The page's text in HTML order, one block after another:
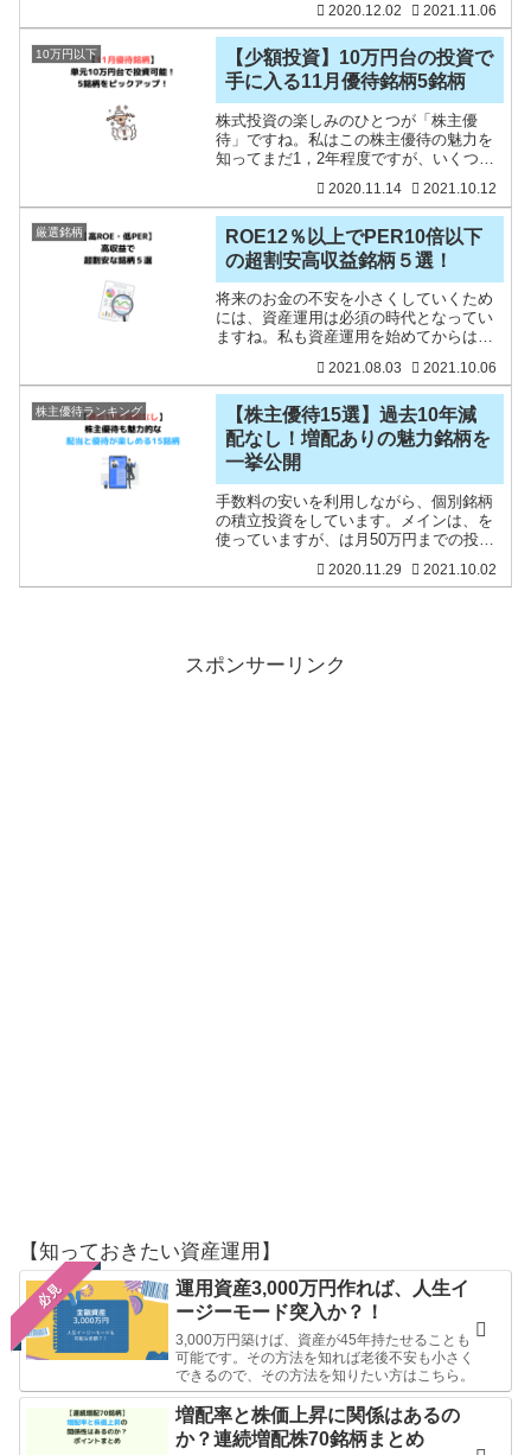
資をしたくなるときもありますが、少し
保有するだけでもメリットありますね。
株価を気にしなければ（
2020.12.02 2021.11.06
10万円以下
【少額投資】10万円台の投資で
手に入る11月優待銘柄5銘柄
株式投資の楽しみのひとつが「株主優
待」ですね。私はこの株主優待の魅力を
知ってまだ1，2年程度ですが、いくつか
にもなって大助かりです。さて、11月権
利日の優待銘柄のなかで、気になる銘柄
をピックアップしてみま
2020.11.14 2021.10.12
厳選銘柄
ROE12％以上でPER10倍以下
の超割安高収益銘柄５選！
将来のお金の不安を小さくしていくため
には、資産運用は必須の時代となってい
ますね。私も資産運用を始めてからは、
投資を通じて知識も増えている点でメリ
ットが大きいと感じます。私はインデッ
クス投資への積立投資をし
2021.08.03 2021.10.06
株主優待ランキング
【株主優待15選】過去10年減
配なし！増配ありの魅力銘柄を
一挙公開
手数料の安いを利用しながら、個別銘柄
の積立投資をしています。メインは、を
使っていますが、は月50万円までの投資
ポイントが200ポイントもらえるので実質
2020.11.29 2021.10.02
スポンサーリンク
【知っておきたい資産運用】
必見
運用資産3,000万円作れば、人生イ
ージーモード突入か？！
3,000万円築けば、資産が45年持たせることも
可能です。その方法を知れば老後不安も小さく
できるので、その方法を知りたい方はこちら。
増配率と株価上昇に関係はあるの
か？連続増配株70銘柄まとめ